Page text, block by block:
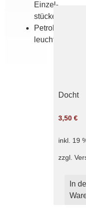
Einzel­
stücke
Petroleum­
leuchten
Docht
3,50 €
inkl. 19
zzgl.
In